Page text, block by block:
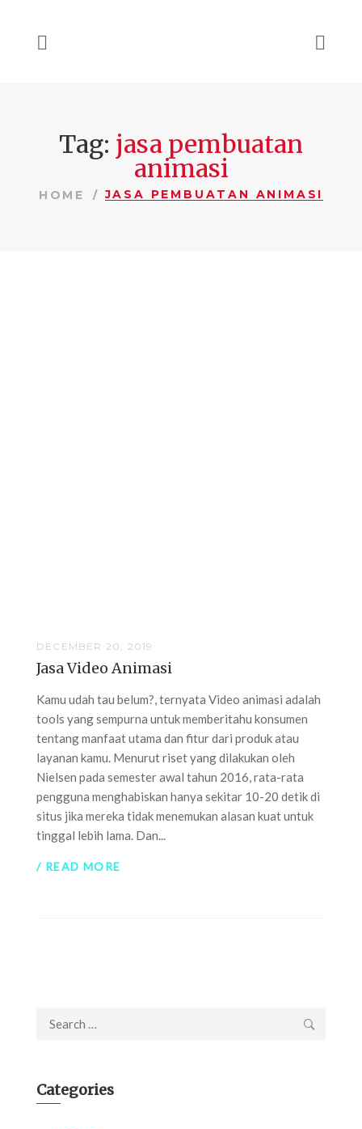
Tag: jasa pembuatan
animasi
HOME JASA PEMBUATAN ANIMASI
DECEMBER 20, 2019
Jasa Video Animasi
Kamu udah tau belum?, ternyata Video animasi adalah
tools yang sempurna untuk memberitahu konsumen
tentang manfaat utama dan fitur dari produk atau
layanan kamu. Menurut riset yang dilakukan oleh
Nielsen pada semester awal tahun 2016, rata-rata
pengguna menghabiskan hanya sekitar 10-20 detik di
situs jika mereka tidak menemukan alasan kuat untuk
tinggal lebih lama. Dan...
/ READ MORE
Search
Categories